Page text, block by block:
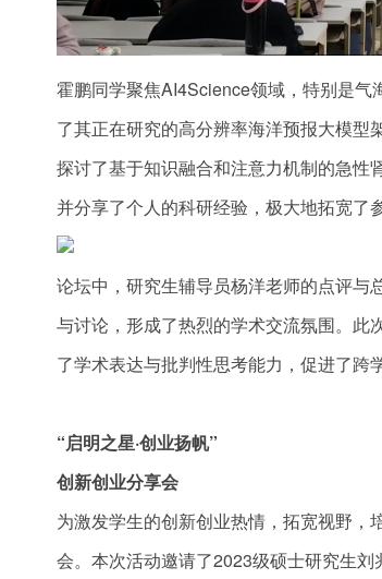
霍鹏同学聚焦AI4Science领域，特别是
了其正在研究的高分辨率海洋预报大模
探讨了基于知识融合和注意力机制的急性
并分享了个人的科研经验，极大地拓宽了
论坛中，研究生辅导员杨洋老师的点评与
与讨论，形成了热烈的学术交流氛围。此
了学术表达与批判性思考能力，促进了
“启明之星·创业扬帆”
创新创业分享会
为激发学生的创新创业热情，拓宽视野，
会。本次活动邀请了2023级硕士研究生刘